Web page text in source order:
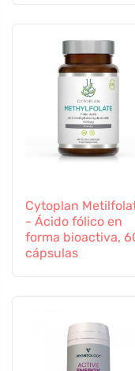
Cytoplan
- Ácido fólico en
forma bioactiva,
cápsulas